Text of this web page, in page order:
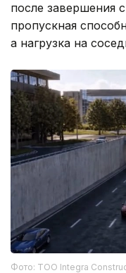
после завершения
пропускная
а нагрузка на
Фото: ТОО Integra